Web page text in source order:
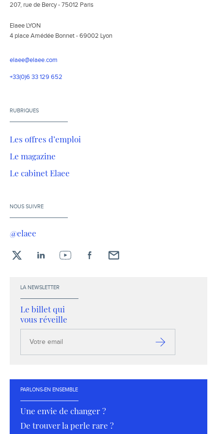
207, rue de Bercy - 75012 Paris
Elaee LYON
4 place Amédée Bonnet - 69002 Lyon
elaee@elaee.com
+33(0)6 33 129 652
RUBRIQUES
Les offres d’emploi
Le magazine
Le cabinet Elaee
NOUS SUIVRE
@elaee
LA NEWSLETTER
Le billet qui
vous réveille
email
S’inscrire
PARLONS-EN ENSEMBLE
Une envie de changer ?
De trouver la perle rare ?